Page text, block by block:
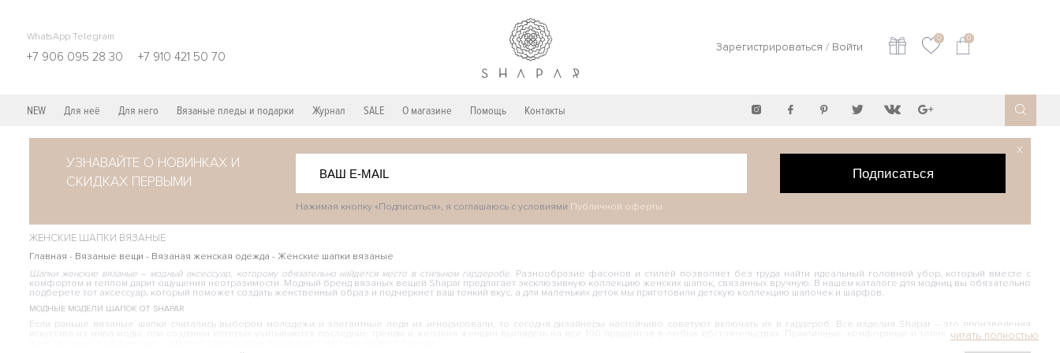
WhatsApp Telegram
+7 906 095 28 30 +7 910 421 50 70
Зарегистрироваться / Войти
0 0
NEW Для неё Для него Вязаные пледы и подарки Журнал SALE О магазине Помощь Контакты
УЗНАВАЙТЕ О НОВИНКАХ И
СКИДКАХ ПЕРВЫМИ
Подписаться
X
Нажимая кнопку «Подписаться», я соглашаюсь с условиями Публичной оферты
ЖЕНСКИЕ ШАПКИ ВЯЗАНЫЕ
Главная - Вязаные вещи - Вязаная женская одежда - Женские шапки вязаные
Шапки женские вязаные – модный аксессуар, которому обязательно найдется место в стильном гардеробе. Разнообразие фасонов и стилей позволяет без труда найти идеальный головной убор, который вместе с
комфортом и теплом дарит ощущения неотразимости. Модный бренд вязаных вещей Shapar предлагает эксклюзивную коллекцию женских шапок, связанных вручную. В нашем каталоге для модниц вы обязательно
подберете тот аксессуар, который поможет создать женственный образ и подчеркнет ваш тонкий вкус, а для маленьких деток мы приготовили детскую коллекцию шапочек и шарфов.
МОДНЫЕ МОДЕЛИ ШАПОК ОТ SHAPAR
Если раньше вязаные шапки считались выбором молодежи и элегантные леди их игнорировали, то сегодня дизайнеры настойчиво советуют включать их в гардероб. Все изделия Shapar – это произведения
искусства из мира моды, при создании которых учитываются последние тренды и желания женщин выглядеть на все 100 процентов в любых обстоятельствах. Практичные, комфортные и теплые и вместе с этим